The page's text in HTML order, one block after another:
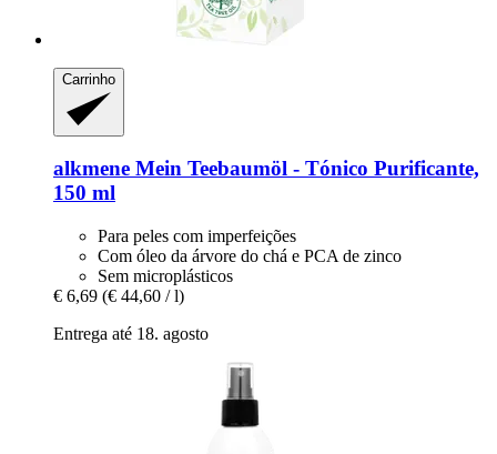
Carrinho
alkmene Mein Teebaumöl -​ Tónico Purificante,
150 ml
Para peles com imperfeições
Com óleo da árvore do chá e PCA de zinco
Sem microplásticos
€ 6,69 (€ 44,60 / l)
Entrega até 18. agosto